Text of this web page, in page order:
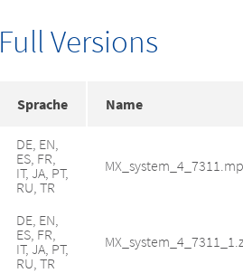
Full Versions
Sprache Name
DE, EN,
ES, FR,
IT, JA, PT,
RU, TR
DE, EN,
ES, FR,
IT, JA, PT,
RU, TR